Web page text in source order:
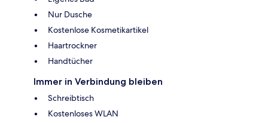
Nur Dusche
Kostenlose Kosmetikartikel
Haartrockner
Handtücher
Immer in Verbindung bleiben
Schreibtisch
Kostenloses WLAN